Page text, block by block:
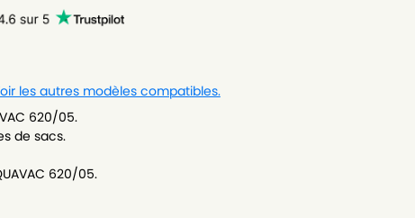
les autres modèles compatibles.
620/05.
de sacs.
620/05.